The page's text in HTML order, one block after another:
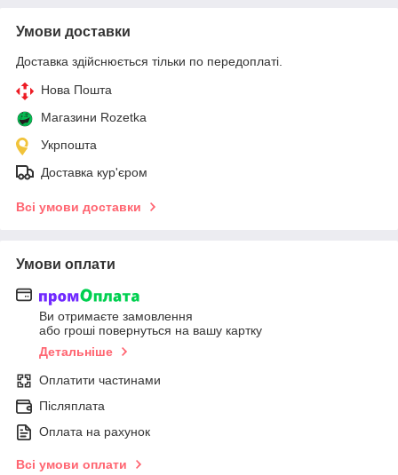
Умови доставки
Доставка здійснюється тільки по передоплаті.
Нова Пошта
Магазини Rozetka
Укрпошта
Доставка кур'єром
Всі умови доставки
Умови оплати
Ви отримаєте замовлення
або гроші повернуться на вашу картку
Детальніше
Оплатити частинами
Післяплата
Оплата на рахунок
Всі умови оплати